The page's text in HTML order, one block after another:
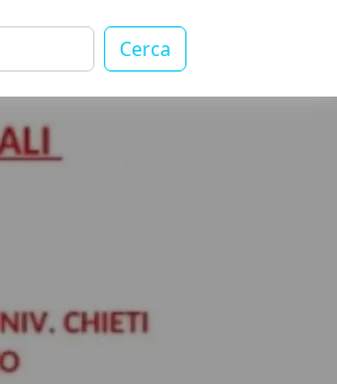
Cerca